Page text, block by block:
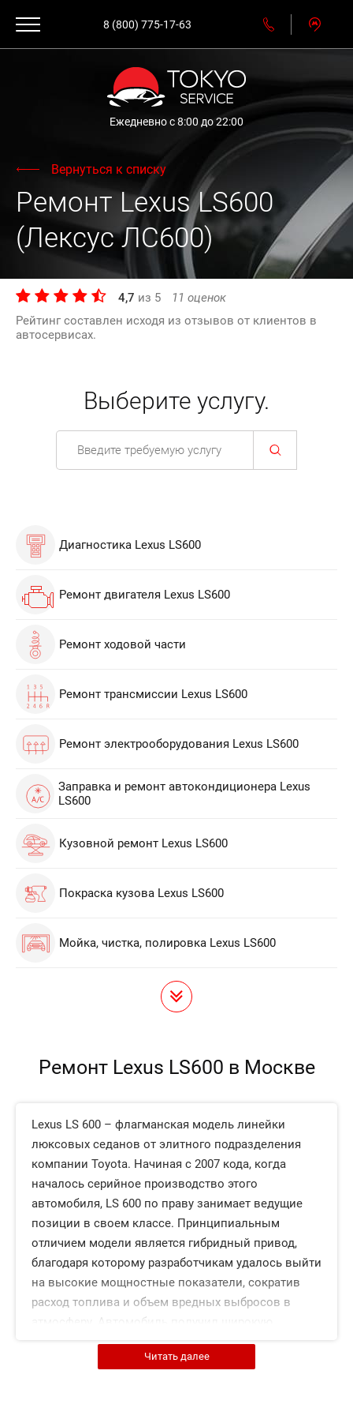
8 (800) 775-17-63
Ежедневно с 8:00 до 22:00
Вернуться к списку
Ремонт Lexus LS600
(Лексус ЛС600)
4,7 из 5 11 оценок
Рейтинг составлен исходя из отзывов от клиентов в
автосервисах.
Выберите услугу.
Диагностика Lexus LS600
Ремонт двигателя Lexus LS600
Ремонт ходовой части
Ремонт трансмиссии Lexus LS600
Ремонт электрооборудования Lexus LS600
Заправка и ремонт автокондиционера Lexus
LS600
Кузовной ремонт Lexus LS600
Покраска кузова Lexus LS600
Мойка, чистка, полировка Lexus LS600
Ремонт Lexus LS600 в Москве
Lexus LS 600 – флагманская модель линейки
люксовых седанов от элитного подразделения
компании Toyota. Начиная с 2007 кода, когда
началось серийное производство этого
автомобиля, LS 600 по праву занимает ведущие
позиции в своем классе. Принципиальным
отличием модели является гибридный привод,
благодаря которому разработчикам удалось выйти
на высокие мощностные показатели, сократив
расход топлива и объем вредных выбросов в
атмосферу. Автомобиль получил широкую
популярность и великолепные отзывы на
целевых рынках, что позволяет его считать одной
Читать далее